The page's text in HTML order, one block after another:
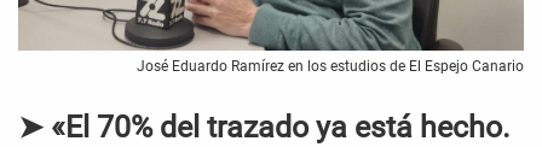
José Eduardo Ramírez en los estudios de El Espejo Canario
➤ «El 70% del trazado ya está hecho.